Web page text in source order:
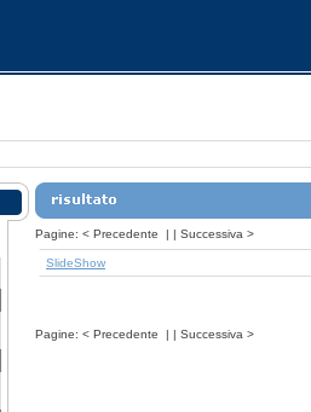
Pagine: < Precedente | | Successiva >
SlideShow
Pagine: < Precedente | | Successiva >